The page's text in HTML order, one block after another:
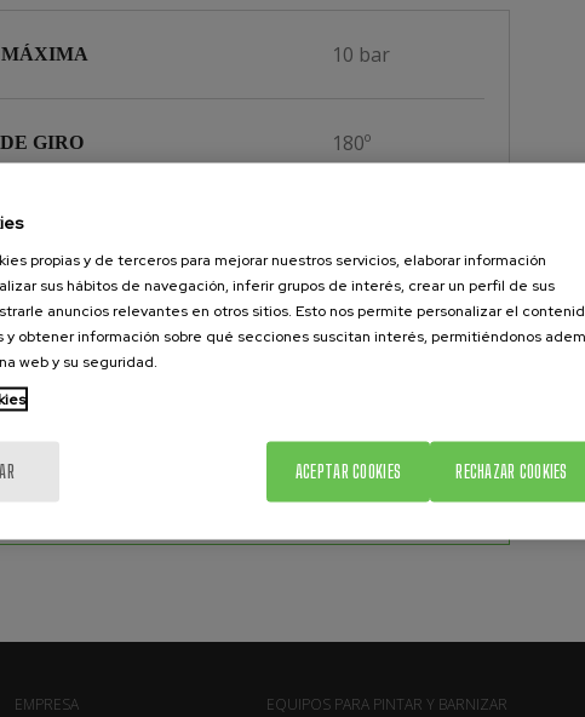
MÁXIMA 10 bar
GIRO 180º
A 5,5 BAR
DE AIRE 0,75 lit/ciclo
EMPRESA EQUIPOS PARA PINTAR Y BARNIZAR
propias y de terceros para mejorar nuestros servicios, elaborar información
sus hábitos de navegación, inferir grupos de interés, crear un perfil de sus
anuncios relevantes en otros sitios. Esto nos permite personalizar el
y obtener información sobre qué secciones suscitan interés, permitiéndonos
web y su seguridad.
RECHAZAR COOKIES
ACEPTAR COOKIES